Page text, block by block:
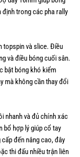
định trong các pha rally
topspin và slice. Điều
và điều bóng cuối sân.
bật bóng khó kiểm
mà không cần thay đổi
nhanh và đủ chính xác
bổ hợp lý giúp cổ tay
đến nâng cao, đây
thi đấu nhiều trận liên